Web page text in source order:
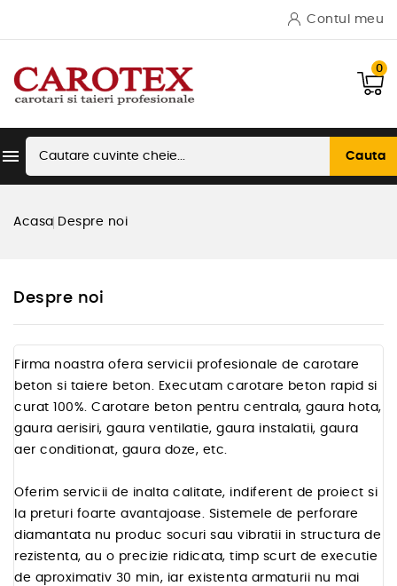
Contul meu
0
 Cauta
Acasa Despre noi
Despre noi
Firma noastra ofera servicii profesionale de carotare
beton si taiere beton. Executam carotare beton rapid si
curat 100%. Carotare beton pentru centrala, gaura hota,
gaura aerisiri, gaura ventilatie, gaura instalatii, gaura
aer conditionat, gaura doze, etc.
Oferim servicii de inalta calitate, indiferent de proiect si
la preturi foarte avantajoase. Sistemele de perforare
diamantata nu produc socuri sau vibratii in structura de
rezistenta, au o precizie ridicata, timp scurt de executie
de aproximativ 30 min, iar existenta armaturii nu mai